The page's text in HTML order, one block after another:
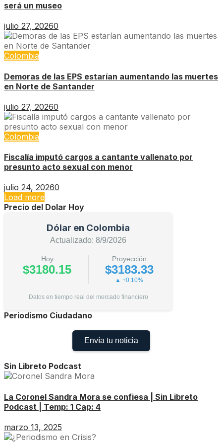
será un museo
julio 27, 20260
Colombia
Demoras de las EPS estarían aumentando las muertes
en Norte de Santander
julio 27, 20260
Colombia
Fiscalía imputó cargos a cantante vallenato por
presunto acto sexual con menor
julio 24, 20260
Load more
Precio del Dolar Hoy
Dólar en Colombia
Actualizado: 8/9/2026
Hoy
$3180.15
Proyección
$3183.33
▲ +0.10%
Datos en tiempo real del mercado financiero
Periodismo Ciudadano
Envía tu noticia
Sin Libreto Podcast
La Coronel Sandra Mora se confiesa | Sin Libreto
Podcast | Temp: 1 Cap: 4
marzo 13, 2025